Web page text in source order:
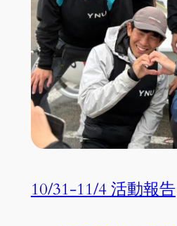
10/31-11/4 活動報告